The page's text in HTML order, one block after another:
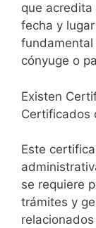
que
fecha y
fundamental
cónyuge o
Existen
Certificados
Este
se requiere
trámites y